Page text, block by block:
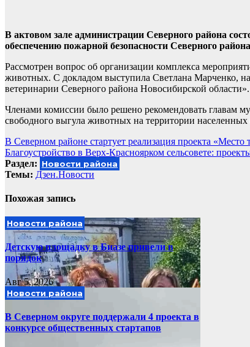
В актовом зале администрации Северного района
обеспечению пожарной безопасности Северного
Рассмотрен вопрос об организации комплекса
животных. С докладом выступила Светлана Марченко,
ветеринарии Северного района Новосибирской области».
Членами комиссии было решено рекомендовать главам
свободного выгула животных на территории
Навигация
по
записям
В Северном районе стартует реализация проекта «Место
Благоустройство в Верх-Красноярком сельсовете:
Раздел: Новости района
Темы: Дзен.Новости
Похожая запись
Новости района
Детскую площадку в Биазе привели в
порядок
Авг 5, 2026
Новости района
В Северном округе поддержали 4 проекта в
конкурсе общественных стартапов